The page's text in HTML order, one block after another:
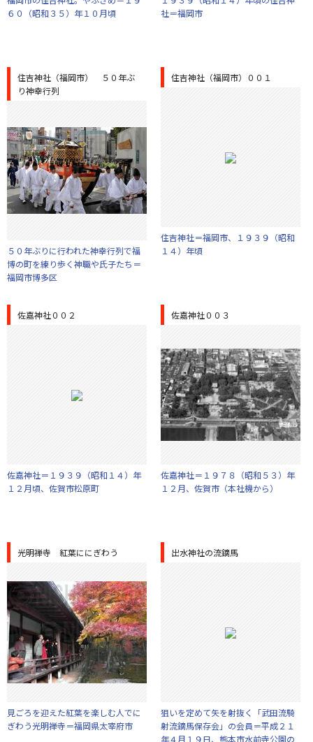
６０（昭和３５）年１０月頃
社＝福岡市
住吉神社（福岡市） ５０年ぶ
り神幸行列
５０年ぶりに行われた神幸行列で福
博の町を練り歩く神職や氏子たち＝
福岡市博多区
住吉神社（福岡市）００１
住吉神社＝福岡市、１９３９（昭和
１４）年頃
佐嘉神社００２
佐嘉神社＝１９３９（昭和１４）年
１２月頃、佐賀市松原町
佐嘉神社００３
佐嘉神社＝１９７８（昭和５３）年
１２月、佐賀市（本社機から）
光明禅寺 紅葉ににぎわう
見ごろを迎えた紅葉を楽しむ人でに
ぎわう光明禅寺＝福岡県太宰府市
出水神社の流鏑馬
狙いを定めて矢を射抜く「武田流騎
射流鏑馬保存会」の会員＝平成２１
年４月１９日、熊本市水前寺公園の